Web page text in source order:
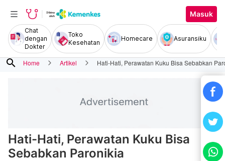
Masuk
Chat
dengan
Dokter
Toko
Kesehatan
Homecare Asuransiku
search Home Artikel Hati-Hati, Perawatan Kuku Bisa Sebabkan
Hati-Hati, Perawatan Kuku Bisa
Sebabkan Paronikia